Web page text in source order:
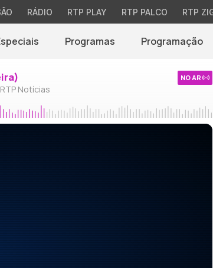
RÁDIO RTP PLAY RTP PALCO RTP
Programas Programação
Notícias
NO AR